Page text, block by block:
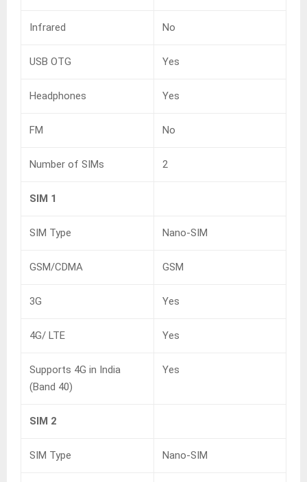
Infrared No
USB OTG Yes
Headphones Yes
FM No
Number of SIMs 2
SIM 1
SIM Type Nano-SIM
GSM/CDMA GSM
3G Yes
4G/ LTE Yes
Supports 4G in India
(Band 40)
Yes
SIM 2
SIM Type Nano-SIM